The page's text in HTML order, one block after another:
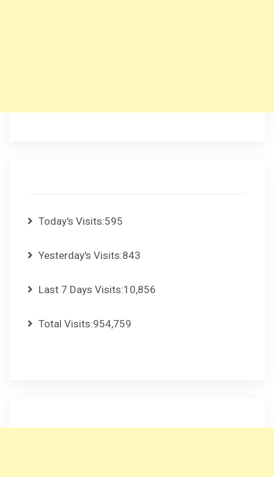
Today's Visits:595
Yesterday's Visits:843
Last 7 Days Visits:10,856
Total Visits:954,759